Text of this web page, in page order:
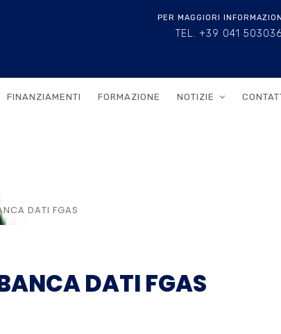
PER MAGGIORI
TEL. +39 041
FINANZIAMENTI FORMAZIONE NOTIZIE
DATI FGAS
DATI FGAS